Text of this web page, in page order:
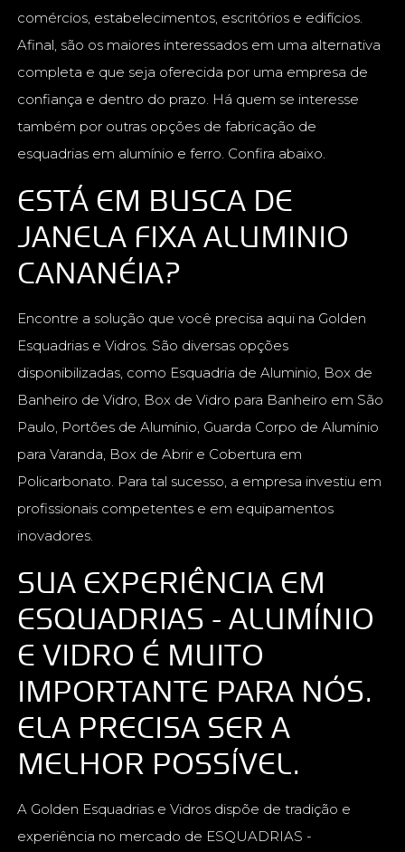
comércios, estabelecimentos, escritórios e edifícios.
Afinal, são os maiores interessados em uma alternativa
completa e que seja oferecida por uma empresa de
confiança e dentro do prazo. Há quem se interesse
também por outras opções de fabricação de
esquadrias em alumínio e ferro. Confira abaixo.
ESTÁ EM BUSCA DE
JANELA FIXA ALUMINIO
CANANÉIA?
Encontre a solução que você precisa aqui na Golden
Esquadrias e Vidros. São diversas opções
disponibilizadas, como Esquadria de Aluminio, Box de
Banheiro de Vidro, Box de Vidro para Banheiro em São
Paulo, Portões de Alumínio, Guarda Corpo de Alumínio
para Varanda, Box de Abrir e Cobertura em
Policarbonato. Para tal sucesso, a empresa investiu em
profissionais competentes e em equipamentos
inovadores.
SUA EXPERIÊNCIA EM
ESQUADRIAS - ALUMÍNIO
E VIDRO É MUITO
IMPORTANTE PARA NÓS.
ELA PRECISA SER A
MELHOR POSSÍVEL.
A Golden Esquadrias e Vidros dispõe de tradição e
experiência no mercado de ESQUADRIAS -